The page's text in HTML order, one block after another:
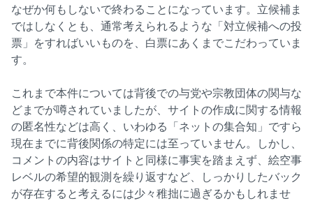
なぜか何もしないで終わることになっています。立候補ま
ではしなくとも、通常考えられるような「対立候補への投
票」をすればいいものを、白票にあくまでこだわっていま
す。
これまで本件については背後での与党や宗教団体の関与な
どまでが噂されていましたが、サイトの作成に関する情報
の匿名性などは高く、いわゆる「ネットの集合知」ですら
現在までに背後関係の特定には至っていません。しかし、
コメントの内容はサイトと同様に事実を踏まえず、絵空事
レベルの希望的観測を繰り返すなど、しっかりしたバック
が存在すると考えるには少々稚拙に過ぎるかもしれませ